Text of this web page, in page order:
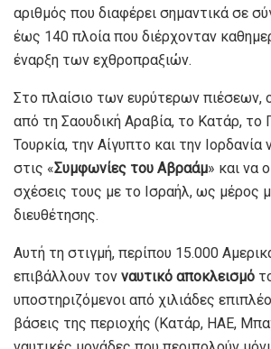
αριθμός που διαφέρει σημαντικά σε
έως 140 πλοία που διέρχονταν
έναρξη των εχθροπραξιών.
Στο πλαίσιο των ευρύτερων πιέσεων,
από τη Σαουδική Αραβία, το Κατάρ, το
Τουρκία, την Αίγυπτο και την
στις «Συμφωνίες του Αβραάμ» και να
σχέσεις τους με το Ισραήλ, ως μέρος
διευθέτησης.
Αυτή τη στιγμή, περίπου 15.000
επιβάλλουν τον ναυτικό αποκλεισμό
υποστηριζόμενοι από χιλιάδες
βάσεις της περιοχής (Κατάρ, ΗΑΕ,